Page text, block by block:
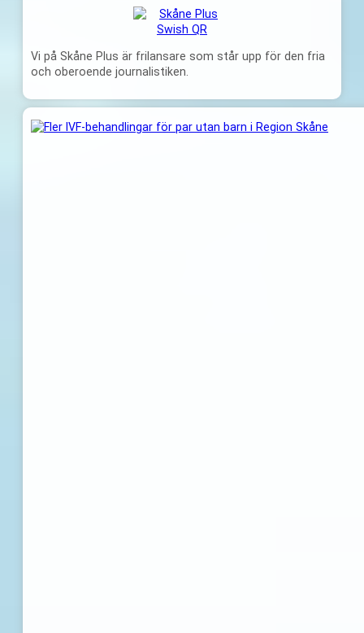
Vi på Skåne Plus är frilansare som står upp för den fria
och oberoende journalistiken.